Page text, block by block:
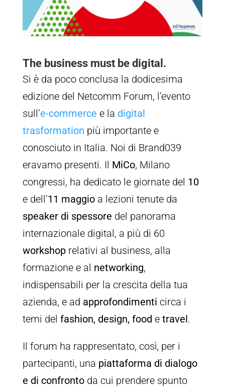
The business must be digital.
Si è da poco conclusa la dodicesima
edizione del Netcomm Forum, l’evento
sull’e-commerce e la digital
trasformation più importante e
conosciuto in Italia. Noi di Brand039
eravamo presenti. Il MiCo, Milano
congressi, ha dedicato le giornate del 10
e dell’11 maggioa lezioni tenute da
speaker di spessore del panorama
internazionale digital, a più di 60
workshoprelativi al business, alla
formazione e al networking,
indispensabili per la crescita della tua
azienda, e ad approfondimenti circa i
temi del fashion, design, food e travel.
Il forum ha rappresentato, così, per i
partecipanti, una piattaforma di dialogo
e di confrontoda cui prendere spunto